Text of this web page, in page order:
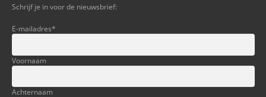
Schrijf je in voor de nieuwsbrief:
E-mailadres*
Voornaam
Achternaam